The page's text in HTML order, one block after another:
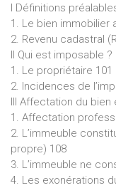
I Définitions
1. Le bien immobilier
2. Revenu cadastral
II Qui est imposable ?
1. Le propriétaire 101
2. Incidences de
III Affectation du
1. Affectation
2. L’immeuble
propre) 108
3. L’immeuble ne
4. Les exonérations